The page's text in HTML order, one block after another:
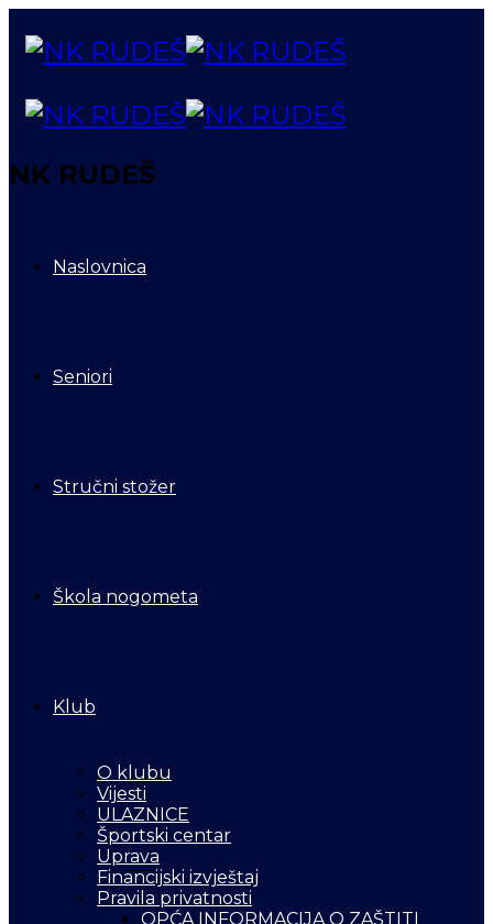
NK RUDEŠ
Naslovnica
Seniori
Stručni stožer
Škola nogometa
Klub
O klubu
Vijesti
ULAZNICE
Športski centar
Uprava
Financijski izvještaj
Pravila privatnosti
OPĆA INFORMACIJA O ZAŠTITI